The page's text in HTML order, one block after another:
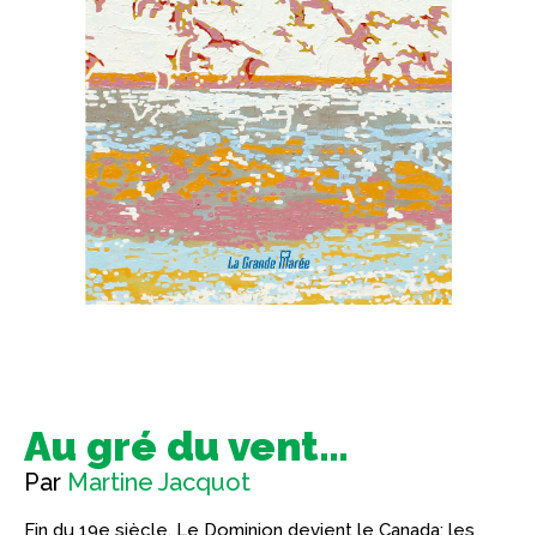
Au gré du vent…
Par Martine Jacquot
Fin du 19e siècle. Le Dominion devient le Canada; les